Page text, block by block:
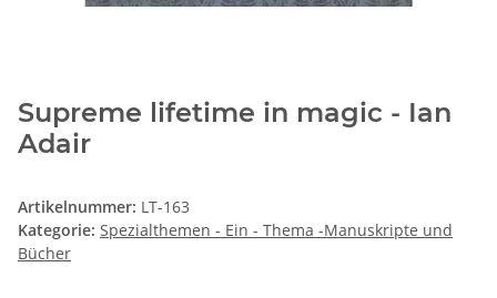
Supreme lifetime in magic - Ian
Adair
Artikelnummer: LT-163
Kategorie: Spezialthemen - Ein - Thema -Manuskripte und
Bücher